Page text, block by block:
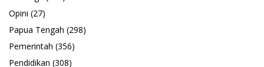
Opini (27)
Papua Tengah (298)
Pemerintah (356)
Pendidikan (308)